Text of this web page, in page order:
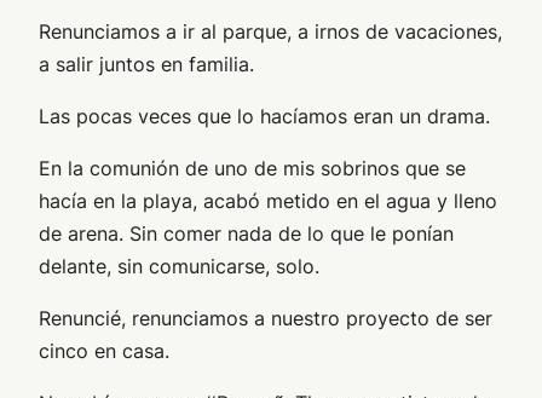
Renunciamos a ir al parque, a irnos de vacaciones,
a salir juntos en familia.
Las pocas veces que lo hacíamos eran un drama.
En la comunión de uno de mis sobrinos que se
hacía en la playa, acabó metido en el agua y lleno
de arena. Sin comer nada de lo que le ponían
delante, sin comunicarse, solo.
Renuncié, renunciamos a nuestro proyecto de ser
cinco en casa.